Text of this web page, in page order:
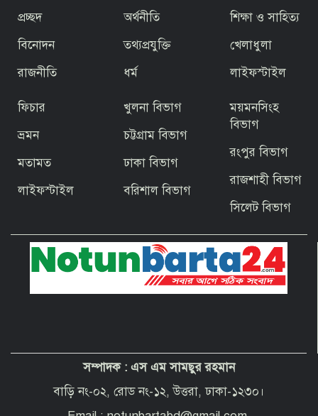
তৃতীয় ধাপে ফ্যামিলি কার্ড বিতরণ কার্যক্রমের
উদ্বোধন প্রধানমন্ত্রীর
জিয়ার স্বাধীনতার ঘোষণার অভয়মন্ত্রে যুদ্ধে
বাগেরহাটের ফকিরহাটে শেষ মুহূর্তে ব্যস্ত সময়
পার করছেন কামারশিল্পীরা
দেশবাসীকে প্রধানমন্ত্রীর ঈদুল আজহার
শুভেচ্ছা
“অপরাধী যেই হোক, তার কোনো ছাড় নয়”—
বাগেরহাটের নবাগত পুলিশ সুপার
প্রচ্ছদ
বিনোদন
রাজনীতি
অর্থনীতি
তথ্যপ্রযুক্তি
ধর্ম
শিক্ষা ও সাহিত্য
খেলাধুলা
লাইফস্টাইল
ফিচার
ভ্রমন
মতামত
লাইফস্টাইল
খুলনা বিভাগ
চট্টগ্রাম বিভাগ
ঢাকা বিভাগ
বরিশাল বিভাগ
ময়মনসিংহ
বিভাগ
রংপুর বিভাগ
রাজশাহী বিভাগ
সিলেট বিভাগ
সম্পাদক : এস এম সামছুর রহমান
বাড়ি নং-০২, রোড নং-১২, উত্তরা, ঢাকা-১২৩০।